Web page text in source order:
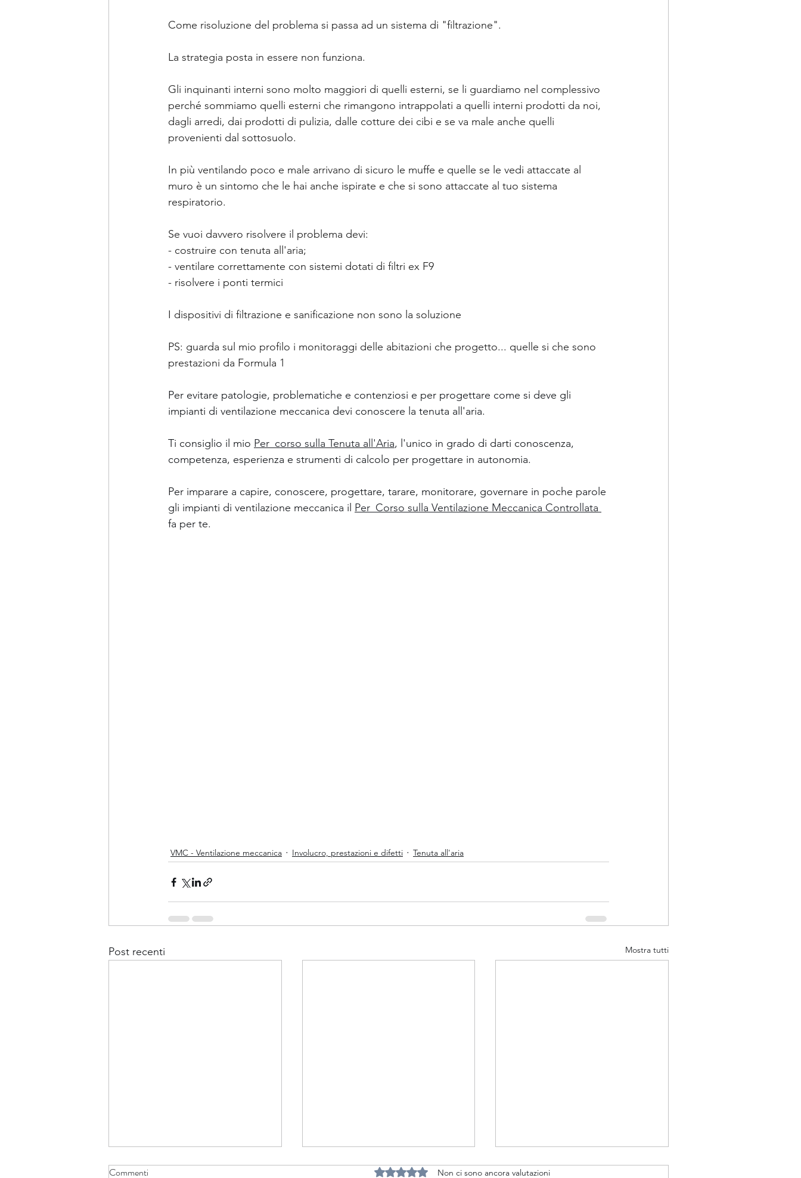
Come risoluzione del problema si passa ad un sistema di "filtrazione".
La strategia posta in essere non funziona.
Gli inquinanti interni sono molto maggiori di quelli esterni, se li guardiamo nel complessivo
perché sommiamo quelli esterni che rimangono intrappolati a quelli interni prodotti da noi,
dagli arredi, dai prodotti di pulizia, dalle cotture dei cibi e se va male anche quelli
provenienti dal sottosuolo.
In più ventilando poco e male arrivano di sicuro le muffe e quelle se le vedi attaccate al
muro è un sintomo che le hai anche ispirate e che si sono attaccate al tuo sistema
respiratorio.
Se vuoi davvero risolvere il problema devi:
- costruire con tenuta all'aria;
- ventilare correttamente con sistemi dotati di filtri ex F9
- risolvere i ponti termici
I dispositivi di filtrazione e sanificazione non sono la soluzione
PS: guarda sul mio profilo i monitoraggi delle abitazioni che progetto... quelle si che sono
prestazioni da Formula 1
Per evitare patologie, problematiche e contenziosi e per progettare come si deve gli
impianti di ventilazione meccanica devi conoscere la tenuta all'aria.
Ti consiglio il mio Per_corso sulla Tenuta all'Aria, l'unico in grado di darti conoscenza,
competenza, esperienza e strumenti di calcolo per progettare in autonomia.
Per imparare a capire, conoscere, progettare, tarare, monitorare, governare in poche parole
gli impianti di ventilazione meccanica il Per_Corso sulla Ventilazione Meccanica Controllata
fa per te.
VMC - Ventilazione meccanica Involucro, prestazioni e difetti Tenuta all'aria
Post recenti Mostra tutti
Commenti Valutazione 0 stelle su 5.Non ci sono ancora valutazioni